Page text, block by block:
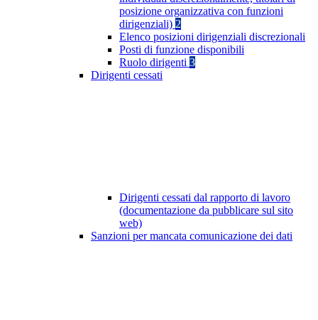
posizione organizzativa con funzioni
dirigenziali) 2
Elenco posizioni dirigenziali discrezionali
Posti di funzione disponibili
Ruolo dirigenti 3
Dirigenti cessati
Dirigenti cessati dal rapporto di lavoro
(documentazione da pubblicare sul sito
web)
Sanzioni per mancata comunicazione dei dati